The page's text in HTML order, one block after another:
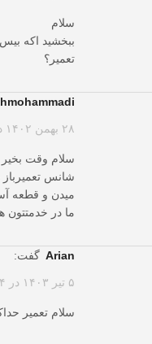
سلام
ببخشید اکه بیس
تعمیر؟
۲۸ بهمن ۱۴۰۲ در ۱۱:۱۵ ب.ظ
سلام وقت بخیر
شانس
میدن و قطعه
ما در خدمتتون
Arian گفت:
۵ تیر ۱۴۰۳ در ۷:۱۴ ق.ظ
سلام تعمیر